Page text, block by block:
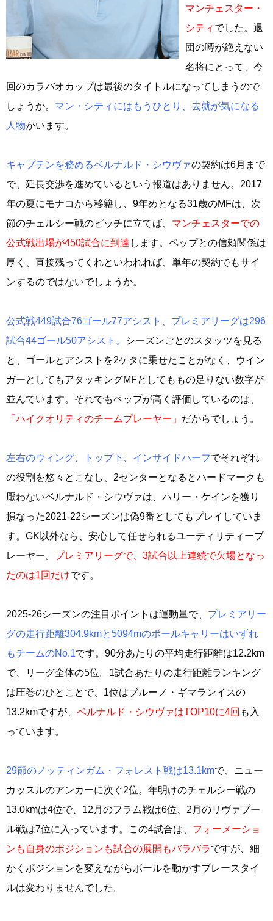
マンチェスター・
シティ でした。退
団の噂が絶えない
名将にとって、今
回のカラバオカップは最後のタイトルになってしまうので
しょうか。 マン・シティにはもうひとり、去就が気になる
人物がいます。
キャプテンを務めるベルナルド・シウヴァの契約は6月まで
で、延長交渉を進めているという報道はありません。2017
年の夏にモナコから移籍し、9年めとなる31歳のMFは、次
節のチェルシー戦のピッチに立てば、 マンチェスターでの
公式戦出場が450試合に到達 します。ペップとの信頼関係は
厚く、直接残ってくれといわれれば、単年の契約でもサイ
ンするのではないでしょうか。
公式戦449試合76ゴール77アシスト、プレミアリーグは296
試合44ゴール50アシスト。
シーズンごとのスタッツを見る
と、ゴールとアシストを2ケタに乗せたことがなく、ウイン
ガーとしてもアタッキングMFとしてももの足りない数字が
並んでいます。それでもペップが高く評価しているのは、
「ハイクオリティのチームプレーヤー」 だからでしょう。
左右のウィング、トップ下、インサイドハーフでそれぞれ
の役割を悠々とこなし、2センターとなるとハードマークも
厭わないベルナルド・シウヴァは、ハリー・ケインを獲り
損なった2021-22シーズンは偽9番としてもプレイしていま
す。GK以外なら、安心して任せられるユーティリティープ
レーヤー。 プレミアリーグで、3試合以上連続で欠場となっ
たのは1回だけです。
2025-26シーズンの注目ポイントは運動量で、 プレミアリー
グの走行距離304.9kmと5094mのボールキャリーはいずれ
もチームのNo.1です。90分あたりの平均走行距離は12.2km
で、リーグ全体の5位。1試合あたりの走行距離ランキング
は圧巻のひとことで、1位はブルーノ・ギマランイスの
13.2kmですが、 ベルナルド・シウヴァはTOP10に4回 も入
っています。
29節のノッティンガム・フォレスト戦は13.1kmで、ニュー
カッスルのアンカーに次ぐ2位。年明けのチェルシー戦の
13.0kmは4位で、12月のフラム戦は6位、2月のリヴァプー
ル戦は7位に入っています。この4試合は、 フォーメーショ
ンも自身のポジションも試合の展開もバラバラですが、細
かくポジションを変えながらボールを動かすプレースタイ
ルは変わりませんでした。